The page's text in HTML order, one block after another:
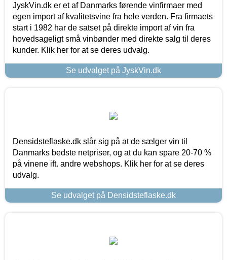
JyskVin.dk er et af Danmarks førende vinfirmaer med
egen import af kvalitetsvine fra hele verden. Fra firmaets
start i 1982 har de satset på direkte import af vin fra
hovedsageligt små vinbønder med direkte salg til deres
kunder. Klik her for at se deres udvalg.
Se udvalget på JyskVin.dk
Densidsteflaske.dk slår sig på at de sælger vin til
Danmarks bedste netpriser, og at du kan spare 20-70 %
på vinene ift. andre webshops. Klik her for at se deres
udvalg.
Se udvalget på Densidsteflaske.dk